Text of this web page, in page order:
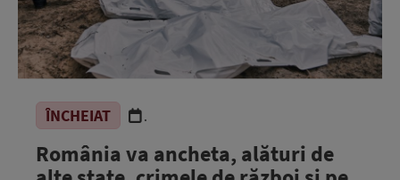
ÎNCHEIAT .
România va ancheta, alături de